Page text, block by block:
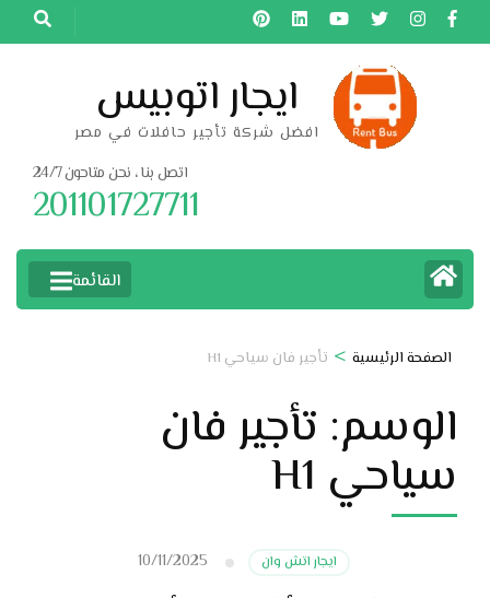
تخطى
إلى
ايجار اتوبيس
افضل شركة تأجير حافلات في مصر
اتصل بنا ، نحن متاحون 24/7
201101727711
القائمة
الصفحة الرئيسية > تأجير فان سياحي H1
الوسم: تأجير فان
سياحي H1
ايجار اتش وان 10/11/2025